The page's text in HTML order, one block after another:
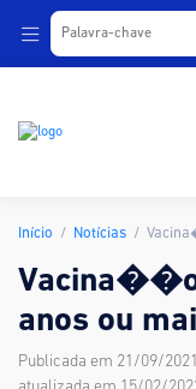
Início Notícias
Vacina��o
anos ou
Publicada em 21/09/